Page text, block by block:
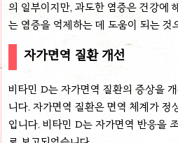
의 일부이지만, 과도한 염증은 건강에
는 염증을 억제하는 데 도움이 되는 것
자가면역 질환 개선
비타민 D는 자가면역 질환의 증상을
니다. 자가면역 질환은 면역 체계가 정
입니다. 비타민 D는 자가면역 반응을